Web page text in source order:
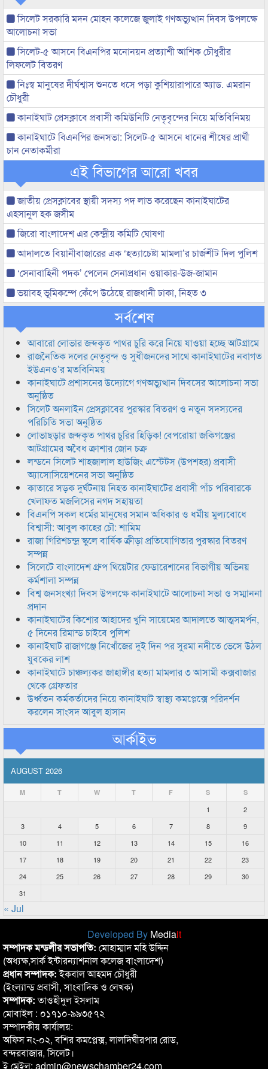
সিলেট সরকারি মদন মোহন কলেজে জুলাই গণঅভ্যুত্থান দিবস উপলক্ষে
আলোচনা সভা
সিলেট-৫ আসনে বিএনপির মনোনয়ন প্রত্যাশী আশিক চৌধুরীর
লিফলেট বিতরণ
নিঃস্ব মানুষের দীর্ঘশ্বাস শুনতে ধসে পড়া কুশিয়ারাপারে অ্যাড. এমরান
চৌধুরী
কানাইঘাট প্রেসক্লাবে প্রবাসী কমিউনিটি নেতৃবৃন্দের নিয়ে মতিবিনিময়
কানাইঘাটে বিএনপির জনসভা: সিলেট-৫ আসনে ধানের শীষের প্রার্থী
চান নেতাকর্মীরা
এই বিভাগের আরো খবর
জাতীয় প্রেসক্লাবের স্থায়ী সদস্য পদ লাভ করেছেন কানাইঘাটের
এহসানুল হক জসীম
জিরো বাংলাদেশ এর কেন্দ্রীয় কমিটি ঘোষণা
আদালতে বিয়ানীবাজারের এক ‘হত্যাচেষ্টা মামলা’র চার্জশীট দিল পুলিশ
‘সেনাবাহিনী পদক’ পেলেন সেনাপ্রধান ওয়াকার-উজ-জামান
ভয়াবহ ভূমিকম্পে কেঁপে উঠেছে রাজধানী ঢাকা, নিহত ৩
সর্বশেষ
আবারো লোভার জব্দকৃত পাথর চুরি করে নিয়ে যাওয়া হচ্ছে আটগ্রামে
রাজনৈতিক দলের নেতৃবৃন্দ ও সুধীজনদের সাথে কানাইঘাটের নবাগত
ইউএনও’র মতবিনিময়
কানাইঘাটে প্রশাসনের উদ্যোগে গণঅভ্যুত্থান দিবসের আলোচনা সভা
অনুষ্ঠিত
সিলেট অনলাইন প্রেসক্লাবের পুরস্কার বিতরণ ও নতুন সদস্যদের
পরিচিতি সভা অনুষ্ঠিত
লোভাছড়ার জব্দকৃত পাথর চুরির হিড়িক! বেপরোয়া জকিগঞ্জের
আটগ্রামের অবৈধ ক্রাশার জোন চক্র
লন্ডনে সিলেট শাহজালাল হাউজিং এস্টেটস (উপশহর) প্রবাসী
অ্যাসোসিয়েশনের সভা অনুষ্ঠিত
কাতারে সড়ক দুর্ঘটনায় নিহত কানাইঘাটের প্রবাসী পাঁচ পরিবারকে
খেলাফত মজলিসের নগদ সহায়তা
বিএনপি সকল ধর্মের মানুষের সমান অধিকার ও ধর্মীয় মুল্যবোধে
বিশ্বাসী: আবুল কাহের চৌ: শামিম
রাজা গিরিশচন্দ্র স্কুলে বার্ষিক ক্রীড়া প্রতিযোগিতার পুরস্কার বিতরণ
সম্পন্ন
সিলেটে বাংলাদেশ গ্রুপ থিয়েটার ফেডারেশানের বিভাগীয় অভিনয়
কর্মশালা সম্পন্ন
বিশ্ব জনসংখ্যা দিবস উপলক্ষে কানাইঘাটে আলোচনা সভা ও সম্মাননা
প্রদান
কানাইঘাটের কিশোর আহাদের খুনি সায়েমের আদালতে আত্মসমর্পন,
৫ দিনের রিমান্ড চাইবে পুলিশ
কানাইঘাট রাজাগঞ্জে নিখোঁজের দুই দিন পর সুরমা নদীতে ভেসে উঠল
যুবকের লাশ
কানাইঘাটে চাঞ্চল্যকর জাহাঙ্গীর হত্যা মামলার ৩ আসামী কক্সবাজার
থেকে গ্রেফতার
উর্ধ্বতন কর্মকর্তাদের নিয়ে কানাইঘাট স্বাস্থ্য কমপ্লেক্সে পরিদর্শন
করলেন সাংসদ আবুল হাসান
আর্কাইভ
AUGUST 2026
M T W T F S S
1
2
3
4 5 6 7 8
9
10
11 12 13 14 15
16
17
18 19 20 21 22
23
24
25 26 27 28 29
30
31
« Jul
Developed By Mediait
সম্পাদক মন্ডলীর সভাপতি: মোহাম্মাদ মহি উদ্দিন
(অধ্যক্ষ,সার্ক ইন্টারন্যাশনাল কলেজ বাংলাদেশ)
প্রধান সম্পাদক:ইকবাল আহমদ চৌধুরী
(ইংল্যান্ড প্রবাসী, সাংবাদিক ও লেখক)
সম্পাদক:তাওহীদুল ইসলাম
মোবাইল : ০১৭১০-৯৯৩৫৭২
সম্পাদকীয় কার্যালয়:
অফিস নং-০২, বশির কমপ্লেক্স, লালদিঘীরপার রোড,
বন্দরবাজার, সিলেট।
ই মেইল: admin@newschamber24.com